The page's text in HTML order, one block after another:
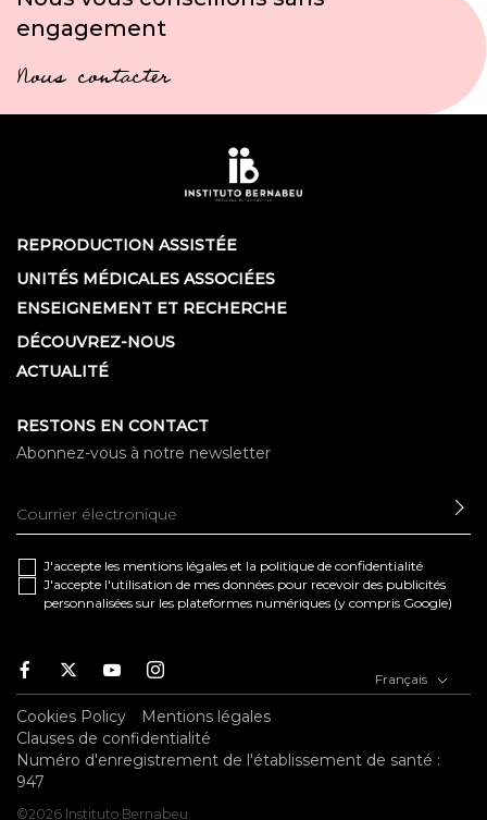
engagement
Nous contacter
REPRODUCTION ASSISTÉE
UNITÉS MÉDICALES ASSOCIÉES
ENSEIGNEMENT ET RECHERCHE
DÉCOUVREZ-NOUS
ACTUALITÉ
RESTONS EN CONTACT
Abonnez-vous à notre newsletter
J'accepte les mentions légales et la politique de confidentialité
J'accepte l'utilisation de mes données pour recevoir des publicités
personnalisées sur les plateformes numériques (y compris Google)
Facebook
TwitterYoutubeInstagram Français
Cookies Policy
Mentions légales
Clauses de confidentialité
Numéro d'enregistrement de l'établissement de santé :
947
©2026 Instituto Bernabeu